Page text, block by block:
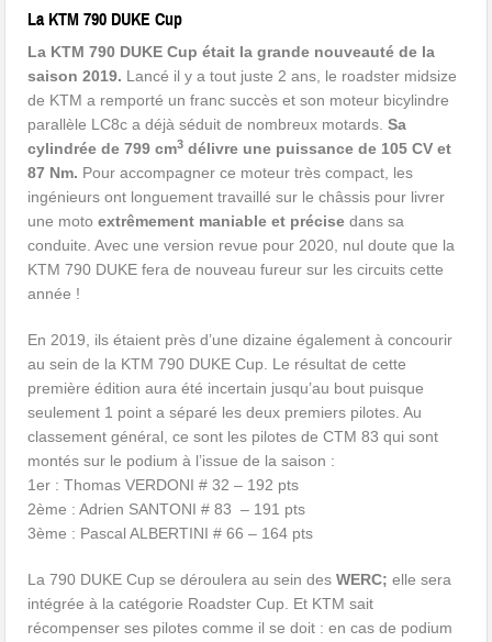
LaKTM 790 DUKE Cup
La KTM 790 DUKE Cup était la grande nouveauté de la
saison 2019. Lancé il y a tout juste 2 ans, le roadster midsize
de KTM a remporté un franc succès et son moteur bicylindre
parallèle LC8c a déjà séduit de nombreux motards.Sa
cylindrée de 799 cm3 délivre une puissance de 105 CV et
87 Nm. Pour accompagner ce moteur très compact, les
ingénieurs ont longuement travaillé sur le châssis pour livrer
une motoextrêmement maniable et précise dans sa
conduite. Avec une version revue pour 2020, nul doute que la
KTM 790 DUKE fera de nouveau fureur sur les circuits cette
année !
En 2019, ils étaient près d’une dizaine également à concourir
au sein de la KTM 790 DUKE Cup. Le résultat de cette
première édition aura été incertain jusqu’au bout puisque
seulement 1 point a séparé les deux premiers pilotes. Au
classement général, ce sont les pilotes de CTM 83 qui sont
montés sur le podium à l’issue de la saison :
1er : Thomas VERDONI # 32 – 192 pts
2ème : Adrien SANTONI # 83 – 191 pts
3ème : Pascal ALBERTINI # 66 – 164 pts
La 790 DUKE Cup se déroulera au sein desWERC;elle sera
intégrée à la catégorie Roadster Cup. Et KTM sait
récompenser ses pilotes comme il se doit : en cas de podium